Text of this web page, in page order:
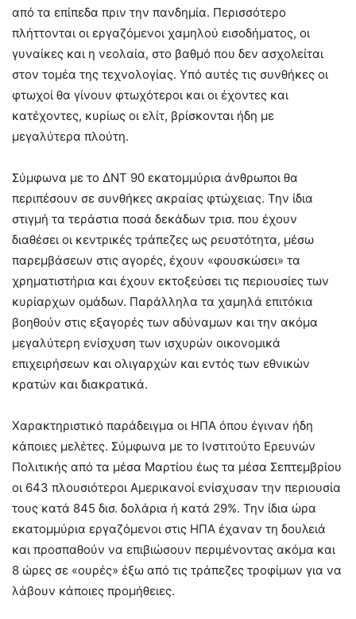
από τα επίπεδα πριν την πανδημία. Περισσότερο
πλήττονται οι εργαζόμενοι χαμηλού εισοδήματος, οι
γυναίκες και η νεολαία, στο βαθμό που δεν ασχολείται
στον τομέα της τεχνολογίας. Υπό αυτές τις συνθήκες οι
φτωχοί θα γίνουν φτωχότεροι και οι έχοντες και
κατέχοντες, κυρίως οι ελίτ, βρίσκονται ήδη με
μεγαλύτερα πλούτη.
Σύμφωνα με το ΔΝΤ 90 εκατομμύρια άνθρωποι θα
περιπέσουν σε συνθήκες ακραίας φτώχειας. Την ίδια
στιγμή τα τεράστια ποσά δεκάδων τρισ. που έχουν
διαθέσει οι κεντρικές τράπεζες ως ρευστότητα, μέσω
παρεμβάσεων στις αγορές, έχουν «φουσκώσει» τα
χρηματιστήρια και έχουν εκτοξεύσει τις περιουσίες των
κυρίαρχων ομάδων. Παράλληλα τα χαμηλά επιτόκια
βοηθούν στις εξαγορές των αδύναμων και την ακόμα
μεγαλύτερη ενίσχυση των ισχυρών οικονομικά
επιχειρήσεων και ολιγαρχών και εντός των εθνικών
κρατών και διακρατικά.
Χαρακτηριστικό παράδειγμα οι ΗΠΑ όπου έγιναν ήδη
κάποιες μελέτες. Σύμφωνα με το Ινστιτούτο Ερευνών
Πολιτικής από τα μέσα Μαρτίου έως τα μέσα Σεπτεμβρίου
οι 643 πλουσιότεροι Αμερικανοί ενίσχυσαν την περιουσία
τους κατά 845 δισ. δολάρια ή κατά 29%. Την ίδια ώρα
εκατομμύρια εργαζόμενοι στις ΗΠΑ έχαναν τη δουλειά
και προσπαθούν να επιβιώσουν περιμένοντας ακόμα και
8 ώρες σε «ουρές» έξω από τις τράπεζες τροφίμων για να
λάβουν κάποιες προμήθειες.